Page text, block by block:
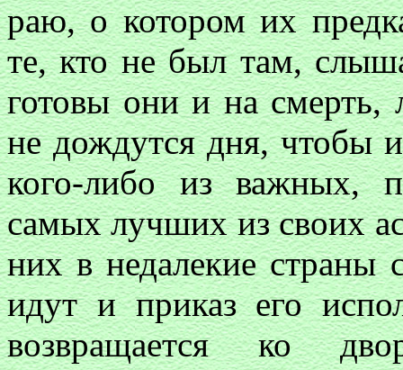
раю, о котором их
те, кто не был там,
готовы они и на смерть,
не дождутся дня, чтобы
кого-либо из важных,
самых лучших из своих
них в недалекие страны
идут и приказ его
возвращается ко